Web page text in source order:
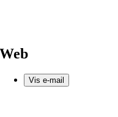
Web
Vis e-mail